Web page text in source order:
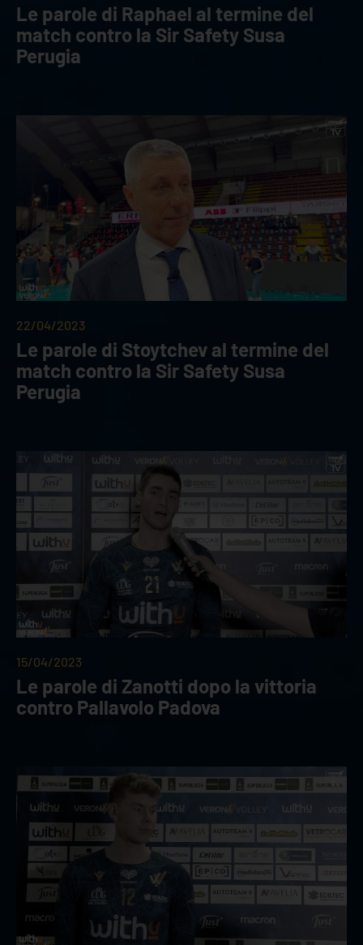
Le parole di Raphael al termine del
match contro la Sir Safety Susa
Perugia
22/04/2023
Le parole di Stoytchev al termine del
match contro la Sir Safety Susa
Perugia
15/04/2023
Le parole di Zanotti dopo la vittoria
contro Pallavolo Padova